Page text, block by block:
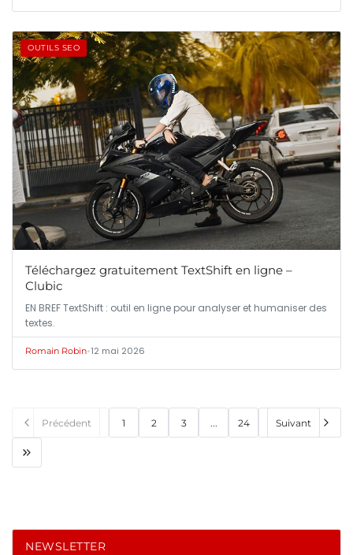
OUTILS SEO
Téléchargez gratuitement TextShift en ligne –
Clubic
EN BREF TextShift : outil en ligne pour analyser et humaniser des
textes.
Romain Robin•12 mai 2026
Précédent 1 2 3 ... 24 Suivant
NEWSLETTER